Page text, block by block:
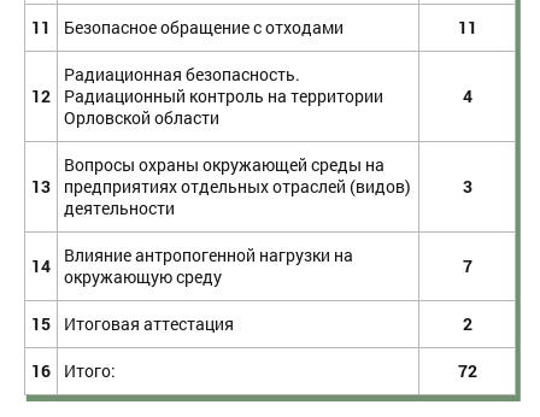
11 Безопасное обращение с отходами 11
12
Радиационная безопасность.
Радиационный контроль на территории
Орловской области
4
13
Вопросы охраны окружающей среды на
предприятиях отдельных отраслей (видов)
деятельности
3
14
Влияние антропогенной нагрузки на
окружающую среду
7
15 Итоговая аттестация 2
16 Итого: 72